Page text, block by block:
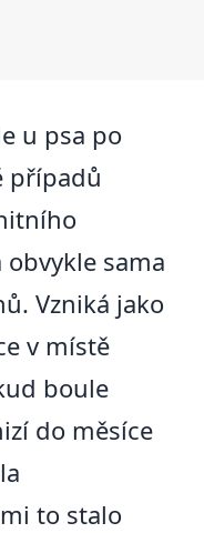
u psa po
případů
sama
Vzniká jako
v místě
boule
do měsíce
to stalo